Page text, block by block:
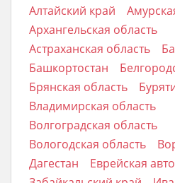
Алтайский край
Архангельская область
Астраханская область
Башкортостан
Брянская область
Владимирская область
Волгоградская область
Вологодская область
Дагестан
Еврейская